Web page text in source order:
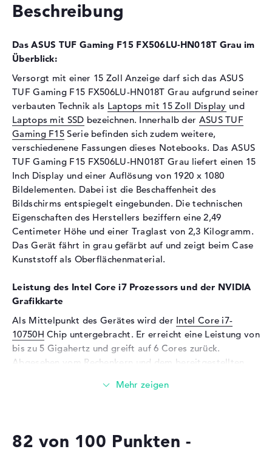
Festplatte
Schnittstelle
PCIe
Optische Speicher
Laufwerks-Typ
ohne Laufwerk
Display
Display-Typ
15,6" TFT
Max. Auflösung
1920 x 1080
Auflösungstyp
Full-HD
Besonderheiten
Display, entspiegelt, LED-
Hintergrundbeleuchtung, IPS
Panel
Audio
Soundkarte
HD-Audio mit DTS-
Studiosound
Webcam
Sensorauflösung
0,9 MP
Eingabegeräte
Eingabegeräte
Multi-Touch-Trackpad,
Beleuchtet (hintergrund)
(10/100/1000)
Beschreibung
Das ASUS TUF Gaming F15 FX506LU-HN018T Grau im
Überblick:
Versorgt mit einer 15 Zoll Anzeige darf sich das ASUS
TUF Gaming F15 FX506LU-HN018T Grau aufgrund seiner
verbauten Technik als Laptops mit 15 Zoll Display und
Laptops mit SSD bezeichnen. Innerhalb der ASUS TUF
Gaming F15 Serie befinden sich zudem weitere,
verschiedenene Fassungen dieses Notebooks. Das ASUS
TUF Gaming F15 FX506LU-HN018T Grau liefert einen 15
Inch Display und einer Auflösung von 1920 x 1080
Bildelementen. Dabei ist die Beschaffenheit des
Bildschirms entspiegelt eingebunden. Die technischen
Eigenschaften des Herstellers beziffern eine 2,49
Centimeter Höhe und einer Traglast von 2,3 Kilogramm.
Das Gerät fährt in grau gefärbt auf und zeigt beim Case
Kunststoff als Oberflächenmaterial.
Leistung des Intel Core i7 Prozessors und der NVIDIA
Grafikkarte
Als Mittelpunkt des Gerätes wird der Intel Core i7-
10750H Chip untergebracht. Er erreicht eine Leistung von
bis zu 5 Gigahertz und greift auf 6 Cores zurück.
Abgesehen vom Rechenkern und dem bereitgestellten
Grafikkarten eine wichtige Rolle in
Wieviel Speicher hat das ASUS TUF Gaming F15
82 von 100 Punkten -